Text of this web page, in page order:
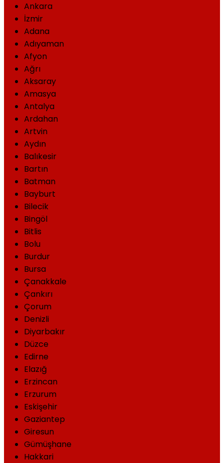
Ankara
İzmir
Adana
Adıyaman
Afyon
Ağrı
Aksaray
Amasya
Antalya
Ardahan
Artvin
Aydın
Balıkesir
Bartın
Batman
Bayburt
Bilecik
Bingöl
Bitlis
Bolu
Burdur
Bursa
Çanakkale
Çankırı
Çorum
Denizli
Diyarbakır
Düzce
Edirne
Elazığ
Erzincan
Erzurum
Eskişehir
Gaziantep
Giresun
Gümüşhane
Hakkari